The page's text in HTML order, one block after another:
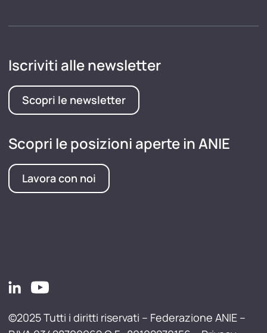
Iscriviti alle newsletter
Scopri le newsletter
Scopri le posizioni aperte in ANIE
Lavora con noi
©2025 Tutti i diritti riservati – Federazione ANIE –